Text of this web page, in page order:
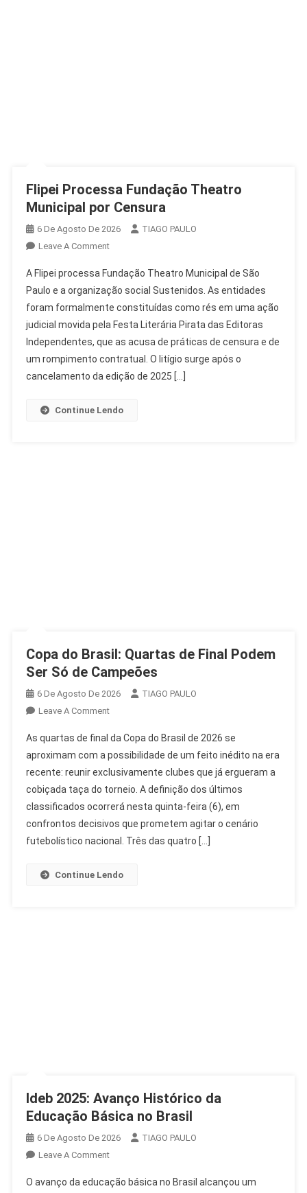
Flipei Processa Fundação Theatro
Municipal por Censura
6 De Agosto De 2026
TIAGO PAULO
Leave A CommentOn
Processa
Fundação
Theatro
Municipal
Por
Censura
A Flipei processa Fundação Theatro Municipal de São
Paulo e a organização social Sustenidos. As entidades
foram formalmente constituídas como rés em uma ação
judicial movida pela Festa Literária Pirata das Editoras
Independentes, que as acusa de práticas de censura e de
um rompimento contratual. O litígio surge após o
cancelamento da edição de 2025 […]
Continue Lendo
Copa do Brasil: Quartas de Final Podem
Ser Só de Campeões
6 De Agosto De 2026
TIAGO PAULO
Leave A CommentOn
Do
Brasil:
Quartas
De
Final
Podem
Ser
As quartas de final da Copa do Brasil de 2026 se
aproximam com a possibilidade de um feito inédito na era
recente: reunir exclusivamente clubes que já ergueram a
cobiçada taça do torneio. A definição dos últimos
classificados ocorrerá nesta quinta-feira (6), em
confrontos decisivos que prometem agitar o cenário
futebolístico nacional. Três das quatro […]
Continue Lendo
Ideb 2025: Avanço Histórico da
Educação Básica no Brasil
6 De Agosto De 2026
TIAGO PAULO
Leave A CommentOn
2025:
O avanço da educação básica no Brasil alcançou um